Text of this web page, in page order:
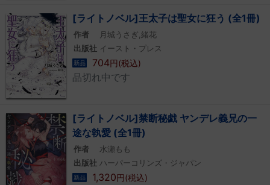
[ライトノベル]王太子は聖女に狂う (全1冊)
作者
月城うさぎ,緒花
出版社 イースト・プレス
新品 704円(税込)
品切れ中です
[ライトノベル]禁断秘戯 ヤンデレ義兄の一
途な執愛 (全1冊)
作者
水瀬もも
出版社 ハーパーコリンズ・ジャパン
新品 1,320円(税込)